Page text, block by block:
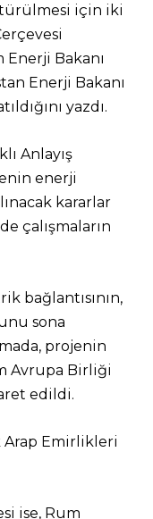
için iki
Enerji Bakanı
Enerji Bakanı
yazdı.
Anlayış
enerji
kararlar
çalışmaların
bağlantısının,
sona
projenin
Avrupa Birliği
edildi.
Emirlikleri
ise, Rum